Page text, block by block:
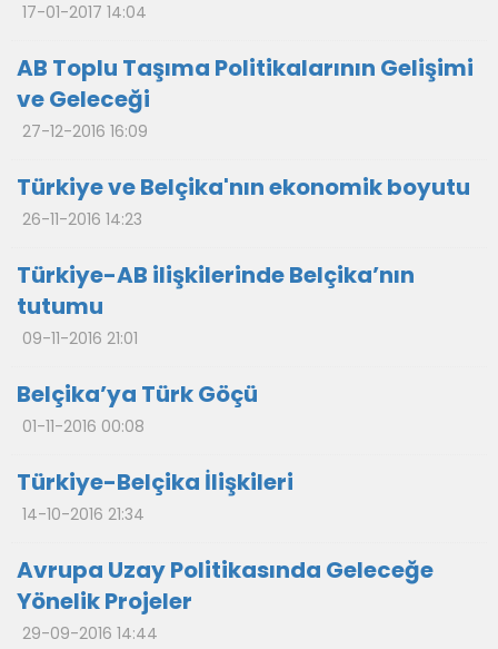
17-01-2017 14:04
AB Toplu Taşıma Politikalarının Gelişimi
ve Geleceği
27-12-2016 16:09
Türkiye ve Belçika'nın ekonomik boyutu
26-11-2016 14:23
Türkiye-AB ilişkilerinde Belçika’nın
tutumu
09-11-2016 21:01
Belçika’ya Türk Göçü
01-11-2016 00:08
Türkiye-Belçika İlişkileri
14-10-2016 21:34
Avrupa Uzay Politikasında Geleceğe
Yönelik Projeler
29-09-2016 14:44